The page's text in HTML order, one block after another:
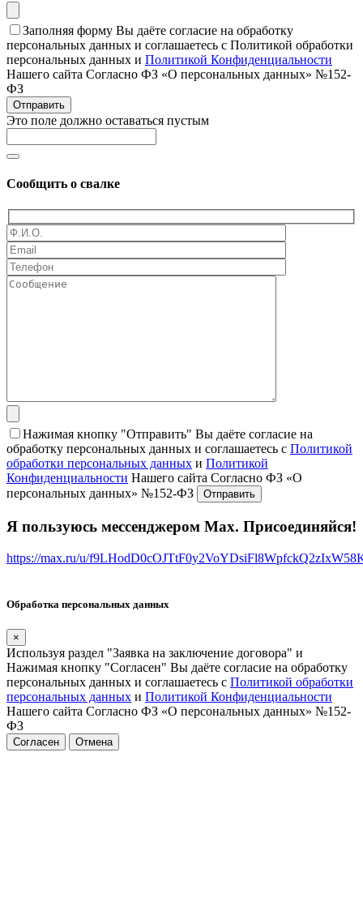
Заполняя форму Вы даёте согласие на обработку
персональных данных и соглашаетесь с Политикой обработки
персональных данных и Политикой Конфиденциальности
Нашего сайта Согласно ФЗ «О персональных данных» №152-
ФЗ
Отправить
Это поле должно оставаться пустым
Сообщить о свалке
Нажимая кнопку "Отправить" Вы даёте согласие на
обработку персональных данных и соглашаетесь с Политикой
обработки персональных данных и Политикой
Конфиденциальности Нашего сайта Согласно ФЗ «О
персональных данных» №152-ФЗ
Я пользуюсь мессенджером Max. Присоединяйся!
https://max.ru/u/
Обработка персональных данных
×
Используя раздел "Заявка на заключение договора" и
Нажимая кнопку "Согласен" Вы даёте согласие на обработку
персональных данных и соглашаетесь с Политикой обработки
персональных данных и Политикой Конфиденциальности
Нашего сайта Согласно ФЗ «О персональных данных» №152-
ФЗ
Согласен Отмена